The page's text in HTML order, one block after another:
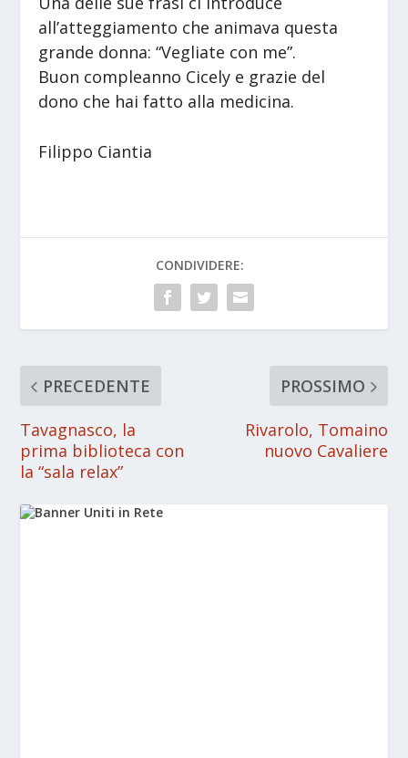
all’atteggiamento che animava questa
grande donna: “Vegliate con me”.
Buon compleanno Cicely e grazie del
dono che hai fatto alla medicina.
Filippo Ciantia
CONDIVIDERE:
PRECEDENTE
Tavagnasco, la
prima biblioteca con
la “sala relax”
PROSSIMO
Rivarolo, Tomaino
nuovo Cavaliere